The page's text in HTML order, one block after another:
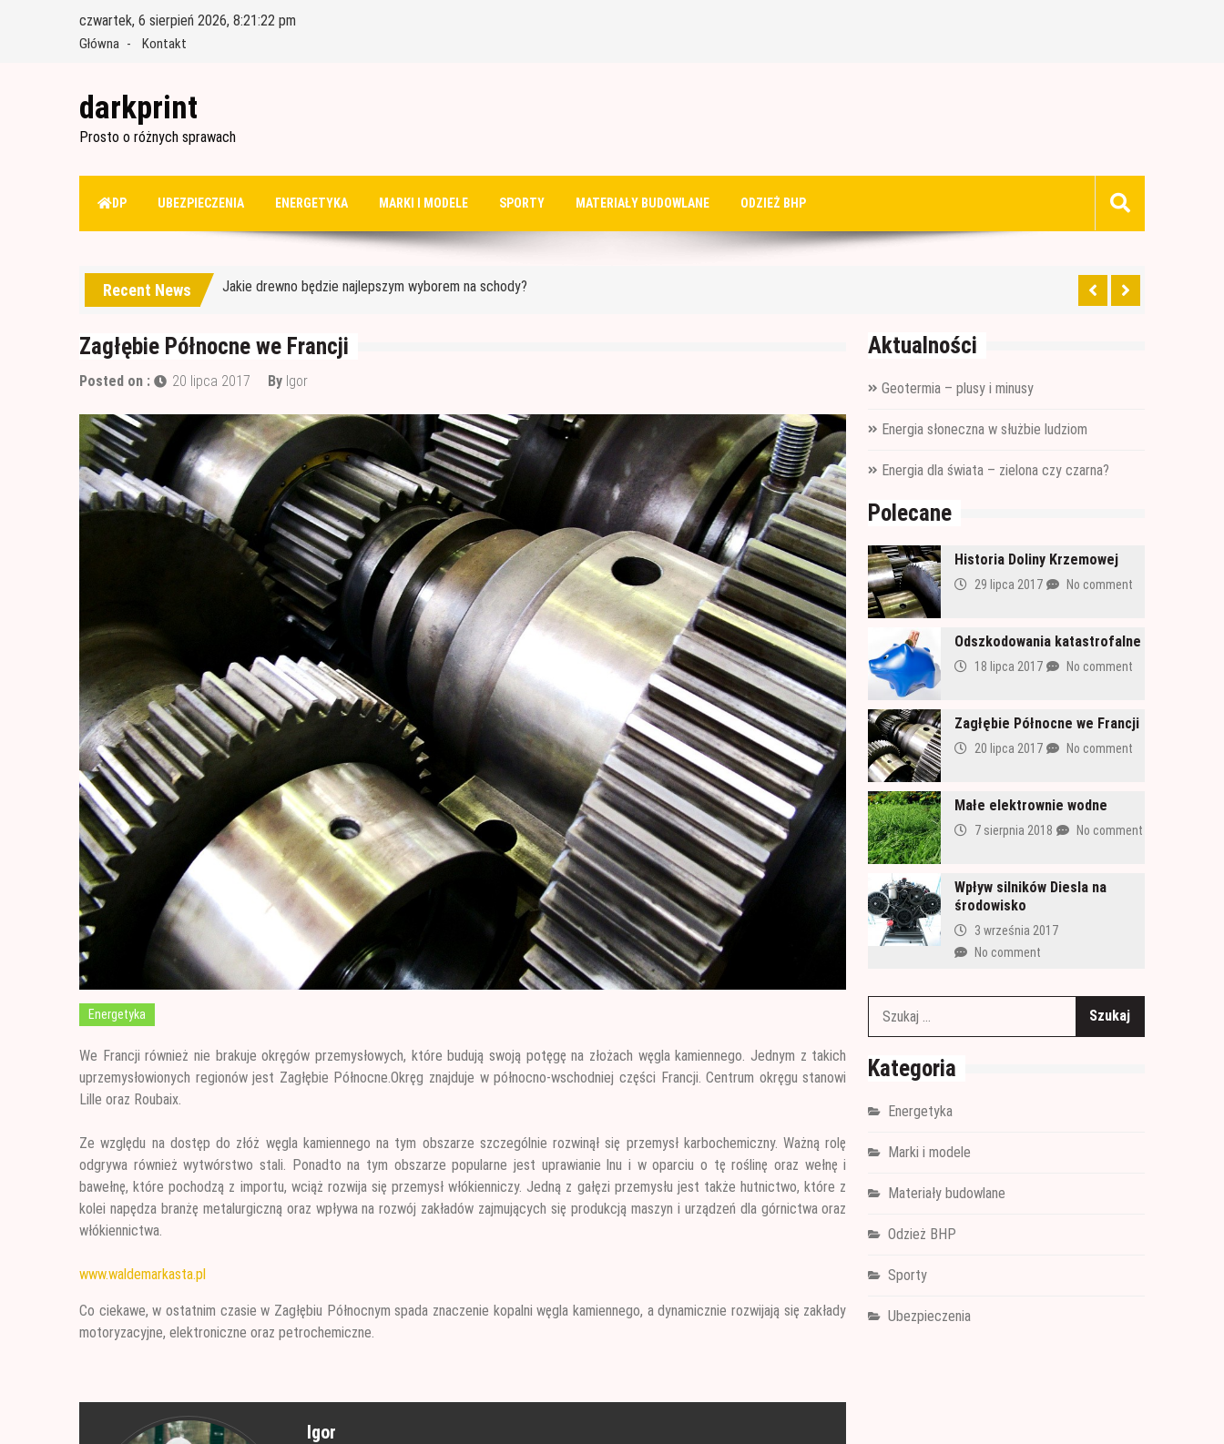
czwartek, 6 sierpień 2026, 8:21:23 pm
Główna Kontakt
darkprint
Prosto o różnych sprawach
DP UBEZPIECZENIA ENERGETYKA MARKI I MODELE SPORTY MATERIAŁY BUDOWLANE ODZIEŻ BHP
Recent News Jak wybrać dobre drewno konstrukcyjne?
Zagłębie Północne we Francji
Posted on : 20 lipca 2017 By Igor
Energetyka
We Francji również nie brakuje okręgów przemysłowych, które budują swoją potęgę na złożach węgla kamiennego. Jednym z takich
uprzemysłowionych regionów jest Zagłębie Północne.Okręg znajduje w północno-wschodniej części Francji. Centrum okręgu stanowi
Lille oraz Roubaix.
Ze względu na dostęp do złóż węgla kamiennego na tym obszarze szczególnie rozwinął się przemysł karbochemiczny. Ważną rolę
odgrywa również wytwórstwo stali. Ponadto na tym obszarze popularne jest uprawianie lnu i w oparciu o tę roślinę oraz wełnę i
bawełnę, które pochodzą z importu, wciąż rozwija się przemysł włókienniczy. Jedną z gałęzi przemysłu jest także hutnictwo, które z
kolei napędza branżę metalurgiczną oraz wpływa na rozwój zakładów zajmujących się produkcją maszyn i urządzeń dla górnictwa oraz
włókiennictwa.
www.waldemarkasta.pl
Co ciekawe, w ostatnim czasie w Zagłębiu Północnym spada znaczenie kopalni węgla kamiennego, a dynamicznie rozwijają się zakłady
motoryzacyjne, elektroniczne oraz petrochemiczne.
Igor
Aktualności
Geotermia – plusy i minusy
Energia słoneczna w służbie ludziom
Energia dla świata – zielona czy czarna?
Polecane
Historia Doliny Krzemowej
29 lipca 2017 No comment
Odszkodowania katastrofalne
18 lipca 2017 No comment
Zagłębie Północne we Francji
20 lipca 2017 No comment
Małe elektrownie wodne
7 sierpnia 2018 No comment
Wpływ silników Diesla na
środowisko
3 września 2017
No comment
Kategoria
Energetyka
Marki i modele
Materiały budowlane
Odzież BHP
Sporty
Ubezpieczenia